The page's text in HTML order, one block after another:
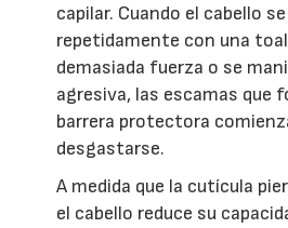
capilar. Cuando el cabello
repetidamente con una
demasiada fuerza o se
agresiva, las escamas que
barrera protectora
desgastarse.
A medida que la cutícula
el cabello reduce su